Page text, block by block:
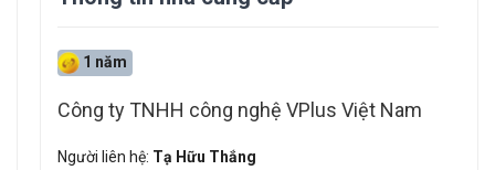
1 năm
Công ty TNHH công nghệ VPlus Việt Nam
Người liên hệ: Tạ Hữu Thắng